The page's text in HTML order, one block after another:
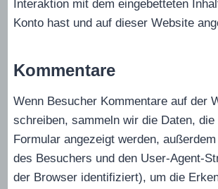
Interaktion mit dem eingebetteten
Konto hast und auf dieser Website
Kommentare
Wenn Besucher Kommentare auf der
schreiben, sammeln wir die Daten,
Formular angezeigt werden,
des Besuchers und den User-Agent-
der Browser identifiziert), um die